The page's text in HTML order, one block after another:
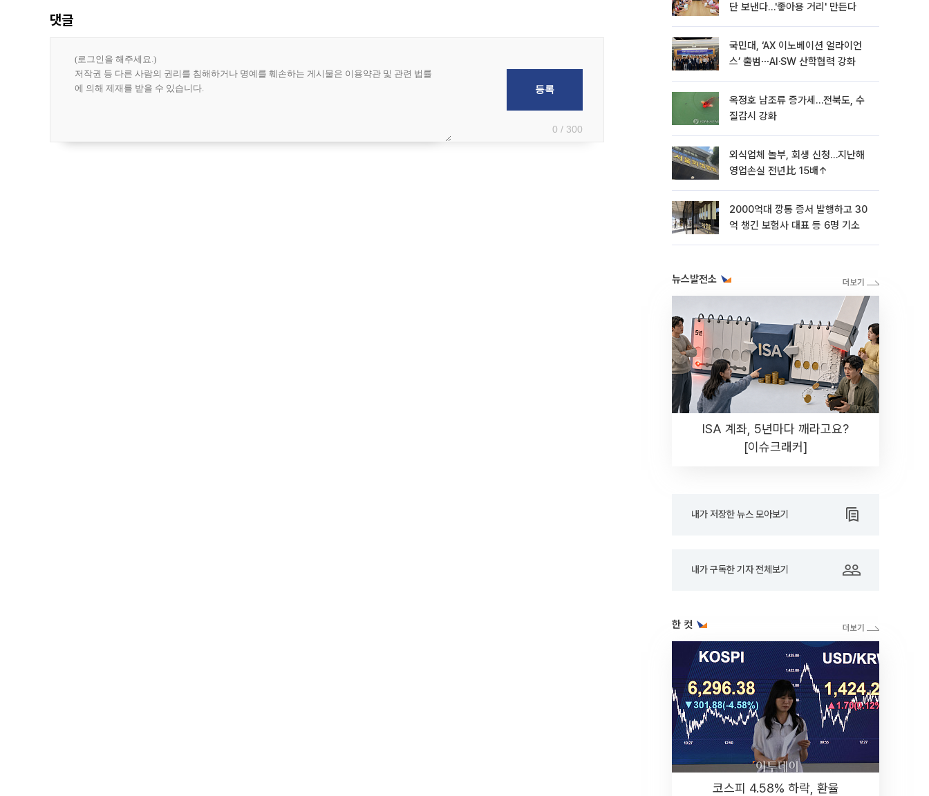
댓글
0 / 300
단 보낸다…'좋아용 거리' 만든다
국민대, ‘AX 이노베이션 얼라이언
스’ 출범⋯AI·SW 산학협력 강화
옥정호 남조류 증가세…전북도, 수
질감시 강화
외식업체 놀부, 회생 신청…지난해
영업손실 전년比 15배↑
2000억대 깡통 증서 발행하고 30
억 챙긴 보험사 대표 등 6명 기소
뉴스발전소
ISA 계좌, 5년마다 깨라고요?
[이슈크래커]
내가 저장한 뉴스 모아보기
내가 구독한 기자 전체보기
한 컷
코스피 4.58% 하락, 환율